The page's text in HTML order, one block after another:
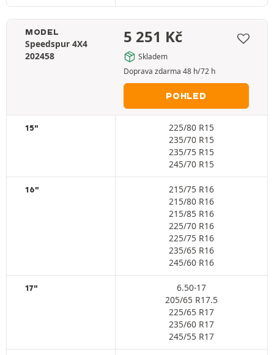
MODEL
Speedspur 4X4
202458
5 251 Kč
Skladem
Doprava zdarma 48 h/72 h
POHLED
15"
225/80 R15
235/70 R15
235/75 R15
245/70 R15
16"
215/75 R16
215/80 R16
215/85 R16
225/70 R16
225/75 R16
235/65 R16
245/60 R16
17"
6.50-17
205/65 R17.5
225/65 R17
235/60 R17
245/55 R17